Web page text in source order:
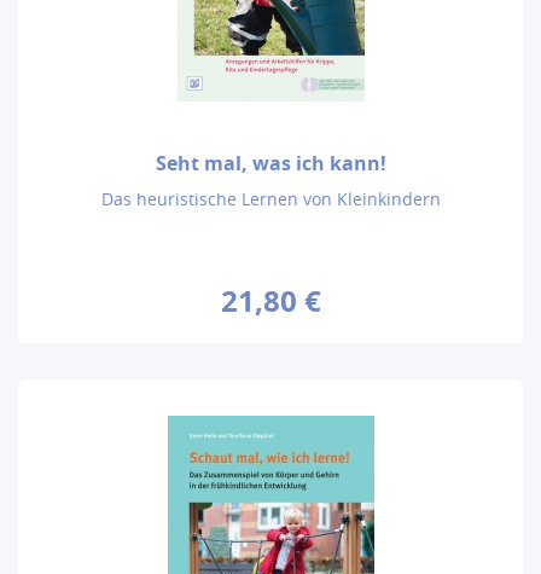
Seht mal, was ich kann!
Das heuristische Lernen von Kleinkindern
21,80 €